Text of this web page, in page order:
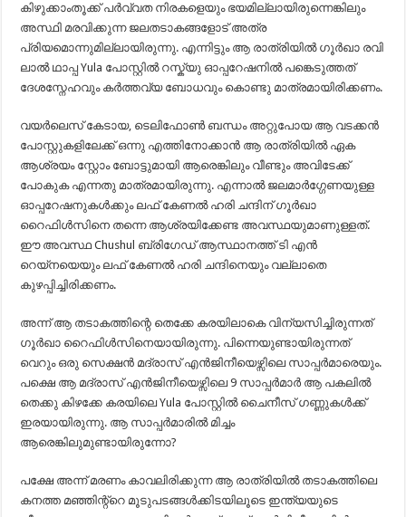
കിഴുക്കാംതൂക്ക് പർവ്വത നിരകളെയും ഭയമില്ലായിരുന്നെങ്കിലും
അസ്ഥി മരവിക്കുന്ന ജലതടാകങ്ങളോട് അത്ര
പ്രിയമൊന്നുമില്ലായിരുന്നു. എന്നിട്ടും ആ രാത്രിയിൽ ഗൂർഖാ രവി
ലാൽ ഥാപ്പ Yula പോസ്റ്റിൽ റസ്ക്യു ഓപ്പറേഷനിൽ പങ്കെടുത്തത്
ദേശസ്നേഹവും കർത്തവ്യ ബോധവും കൊണ്ടു മാത്രമായിരിക്കണം.
വയർലെസ് കേടായ, ടെലിഫോൺ ബന്ധം അറ്റുപോയ ആ വടക്കൻ
പോസ്റ്റുകളിലേക്ക് ഒന്നു എത്തിനോക്കാൻ ആ രാത്രിയിൽ ഏക
ആശ്രയം സ്റ്റോം ബോട്ടുമായി ആരെങ്കിലും വീണ്ടും അവിടേക്ക്
പോകുക എന്നതു മാത്രമായിരുന്നു. എന്നാൽ ജലമാർഗ്ഗേണയുള്ള
ഓപ്പറേഷനുകൾക്കും ലഫ് കേണൽ ഹരി ചന്ദിന് ഗൂർഖാ
റൈഫിൾസിനെ തന്നെ ആശ്രയിക്കേണ്ട അവസ്ഥയുമാണുള്ളത്.
ഈ അവസ്ഥ Chushul ബ്രിഗേഡ് ആസ്ഥാനത്ത് ടി എൻ
റെയ്നയെയും ലഫ് കേണൽ ഹരി ചന്ദിനെയും വല്ലാതെ
കുഴപ്പിച്ചിരിക്കണം.
അന്ന് ആ തടാകത്തിന്റെ തെക്കേ കരയിലാകെ വിന്യസിച്ചിരുന്നത്
ഗൂർഖാ റൈഫിൾസിനെയായിരുന്നു. പിന്നെയുണ്ടായിരുന്നത്
വെറും ഒരു സെക്ഷൻ മദ്രാസ് എൻജിനീയെഴ്സിലെ സാപ്പർമാരെയും.
പക്ഷെ ആ മദ്രാസ് എൻജിനീയെഴ്സിലെ 9 സാപ്പർമാർ ആ പകലിൽ
തെക്കു കിഴക്കേ കരയിലെ Yula പോസ്റ്റിൽ ചൈനീസ് ഗണ്ണുകൾക്ക്
ഇരയായിരുന്നു. ആ സാപ്പർമാരിൽ മിച്ചം
ആരെങ്കിലുമുണ്ടായിരുന്നോ?
പക്ഷേ അന്ന് മരണം കാവലിരിക്കുന്ന ആ രാത്രിയിൽ തടാകത്തിലെ
കനത്ത മഞ്ഞിന്റ്റെ മൂടുപടങ്ങൾക്കിടയിലൂടെ ഇന്ത്യയുടെ